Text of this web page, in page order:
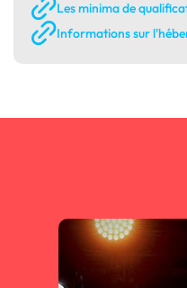
Les minima de
Informations sur